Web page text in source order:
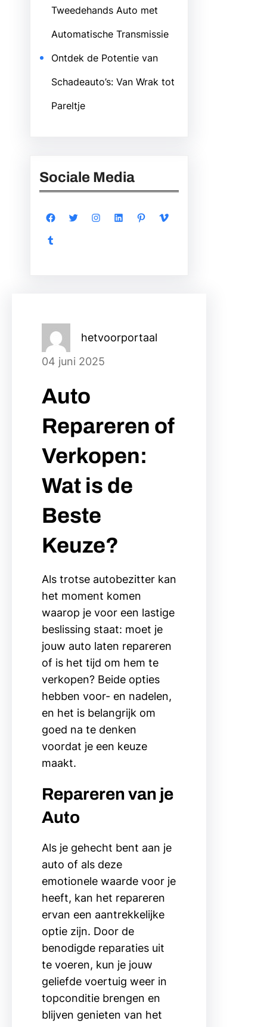
Tweedehands Auto met
Automatische Transmissie
Ontdek de Potentie van
Schadeauto’s: Van Wrak tot
Pareltje
Sociale Media
Facebook Twitter Instagram LinkedIn Pinterest
Vimeo
Tumblr
hetvoorportaal
04 juni 2025
Auto
Repareren of
Verkopen:
Wat is de
Beste
Keuze?
Als trotse autobezitter kan
het moment komen
waarop je voor een lastige
beslissing staat: moet je
jouw auto laten repareren
of is het tijd om hem te
verkopen? Beide opties
hebben voor- en nadelen,
en het is belangrijk om
goed na te denken
voordat je een keuze
maakt.
Repareren van je
Auto
Als je gehecht bent aan je
auto of als deze
emotionele waarde voor je
heeft, kan het repareren
ervan een aantrekkelijke
optie zijn. Door de
benodigde reparaties uit
te voeren, kun je jouw
geliefde voertuig weer in
topconditie brengen en
blijven genieten van het